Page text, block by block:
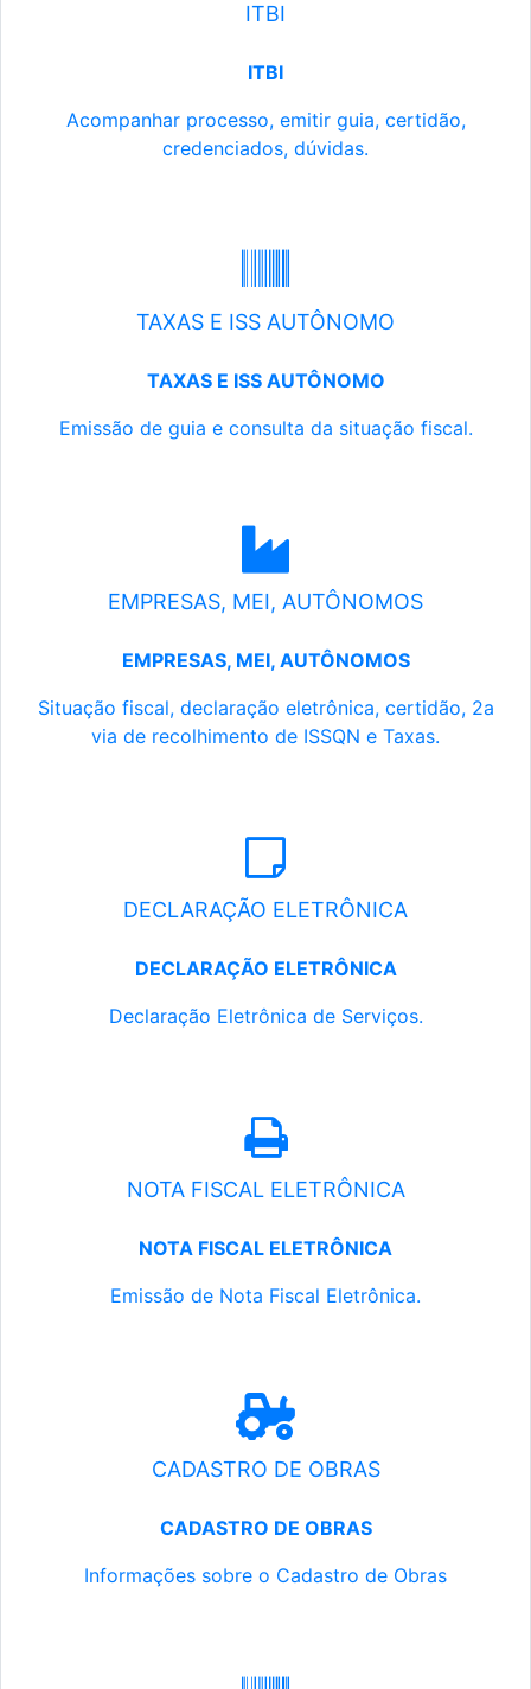
ITBI
ITBI
Acompanhar processo, emitir guia, certidão,
credenciados, dúvidas.
TAXAS E ISS AUTÔNOMO
TAXAS E ISS AUTÔNOMO
Emissão de guia e consulta da situação fiscal.
EMPRESAS, MEI, AUTÔNOMOS
EMPRESAS, MEI, AUTÔNOMOS
Situação fiscal, declaração eletrônica, certidão, 2a
via de recolhimento de ISSQN e Taxas.
DECLARAÇÃO ELETRÔNICA
DECLARAÇÃO ELETRÔNICA
Declaração Eletrônica de Serviços.
NOTA FISCAL ELETRÔNICA
NOTA FISCAL ELETRÔNICA
Emissão de Nota Fiscal Eletrônica.
CADASTRO DE OBRAS
CADASTRO DE OBRAS
Informações sobre o Cadastro de Obras